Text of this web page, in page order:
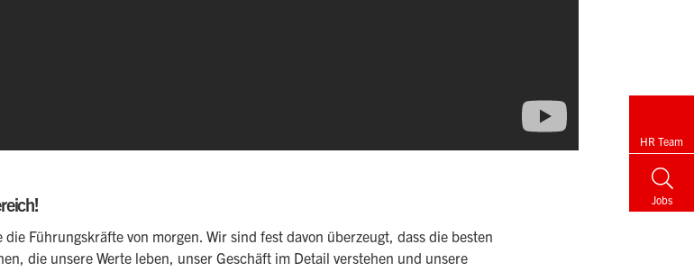
Führungskräfte von morgen. Wir sind fest davon überzeugt, dass die besten
die unsere Werte leben, unser Geschäft im Detail verstehen und unsere
HR Team
Jobs